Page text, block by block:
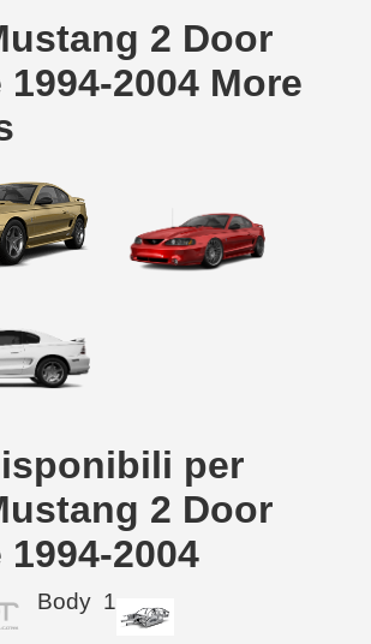
2 Door
2004 More
per
2 Door
2004
Body 1